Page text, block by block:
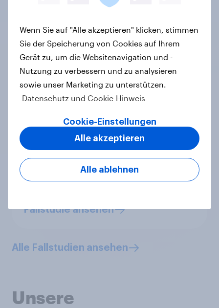
"We have worked with YouGov for
almost a decade, and rely on their
to understand consumer sentiment in
real time, and secure clear,
actionable data to support
storytelling with media..."
Vice President, Corporate
Fallstudie ansehen
Alle Fallstudien ansehen
Unsere
Wenn Sie auf "Alle akzeptieren" klicken, stimmen
Sie der Speicherung von Cookies auf Ihrem
Gerät zu, um die Websitenavigation und -
Nutzung zu verbessern und zu analysieren
sowie unser Marketing zu unterstützen.
Datenschutz und Cookie-Hinweis
Cookie-Einstellungen
Alle ablehnen
Alle akzeptieren